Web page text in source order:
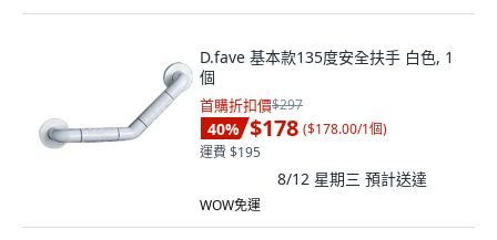
D.fave 基本款135度安全扶手 白色, 1
個
首購折扣價$297
40% $178 ($178.00/1個)
運費 $195
8/12 星期三 預計送達
WOW免運